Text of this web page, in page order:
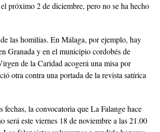
el próximo 2 de diciembre, pero no se ha hecho
las homilías. En Málaga, por ejemplo, hay
Granada y en el municipio cordobés de
de la Caridad acogerá una misa por
otra contra una portada de la revista satírica
fechas, la convocatoria que La Falange hace
será este viernes 18 de noviembre a las 21.00